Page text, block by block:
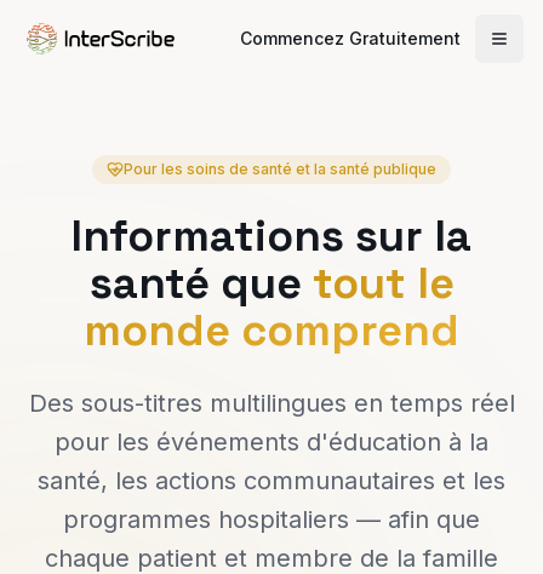
Commencez Gratuitement
Pour les soins de santé et la santé publique
Informations sur la
santé que tout le
monde comprend
Des sous-titres multilingues en temps réel
pour les événements d'éducation à la
santé, les actions communautaires et les
programmes hospitaliers — afin que
chaque patient et membre de la famille